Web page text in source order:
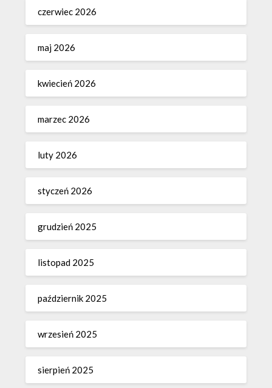
czerwiec 2026
maj 2026
kwiecień 2026
marzec 2026
luty 2026
styczeń 2026
grudzień 2025
listopad 2025
październik 2025
wrzesień 2025
sierpień 2025